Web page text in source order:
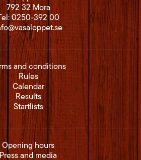
and conditions
Rules
Calendar
Results
Startlists
Opening hours
Press and media
792 32 Mora
0250-392 00